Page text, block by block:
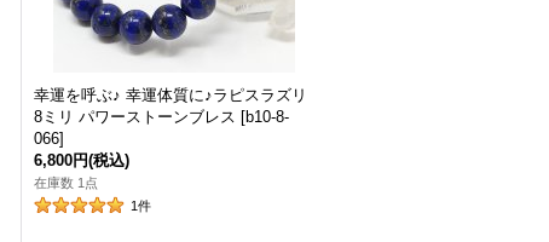
幸運を呼ぶ♪ 幸運体質に♪ラピスラズリ
8ミリ パワーストーンブレス [b10-8-
066]
6,800円(税込)
在庫数 1点
1件